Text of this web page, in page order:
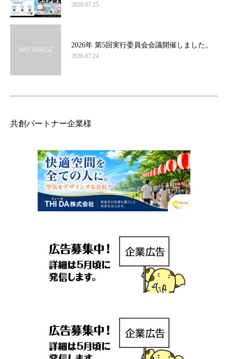
2026.07.25
2026年 第5回実行委員会会議開催しました。
2026.07.24
共創パートナー企業様